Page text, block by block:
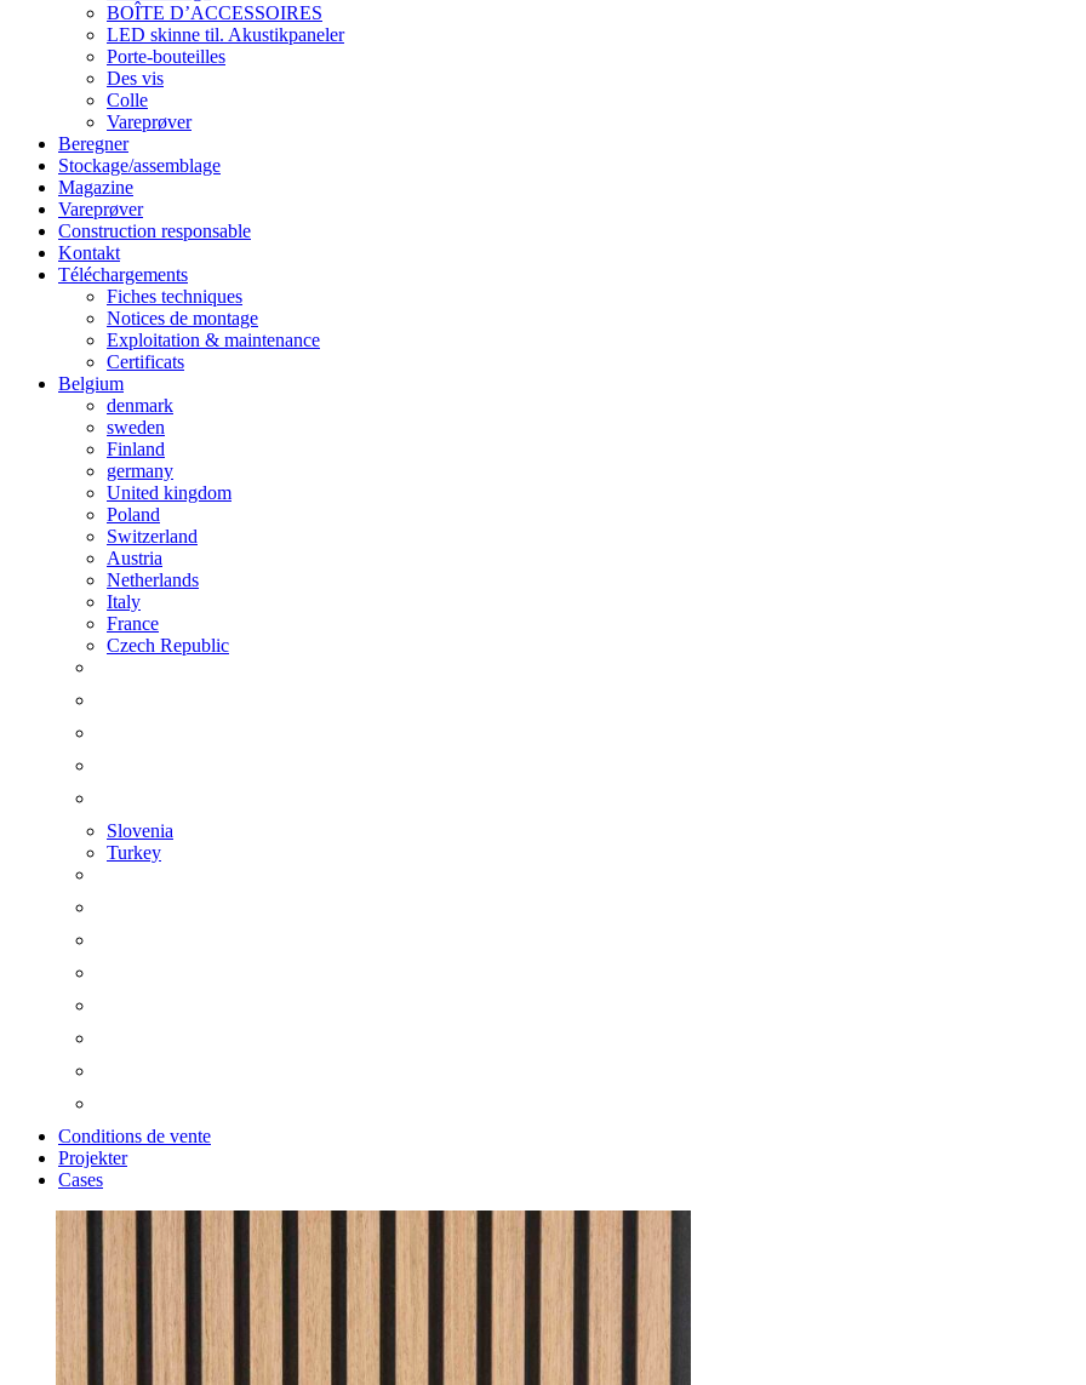
BOÎTE D’ACCESSOIRES
LED skinne til. Akustikpaneler
Porte-bouteilles
Des vis
Colle
Vareprøver
Beregner
Stockage/assemblage
Magazine
Vareprøver
Construction responsable
Kontakt
Téléchargements
Fiches techniques
Notices de montage
Exploitation & maintenance
Certificats
Belgium
denmark
sweden
Finland
germany
United kingdom
Poland
Switzerland
Austria
Netherlands
Italy
France
Czech Republic
Slovenia
Turkey
Conditions de vente
Projekter
Cases